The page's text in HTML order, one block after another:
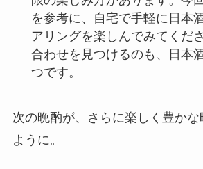
を参考に、自宅で手軽に日本
アリングを楽しんでみてくだ
合わせを見つけるのも、日本
つです。
次の晩酌が、さらに楽しく豊か
ように。